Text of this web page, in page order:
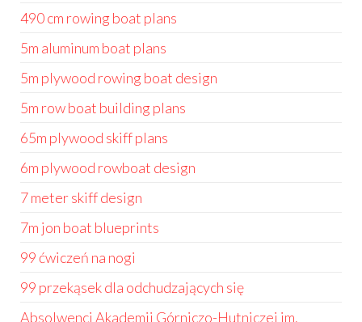
490 cm rowing boat plans
5m aluminum boat plans
5m plywood rowing boat design
5m row boat building plans
65m plywood skiff plans
6m plywood rowboat design
7 meter skiff design
7m jon boat blueprints
99 ćwiczeń na nogi
99 przekąsek dla odchudzających się
Absolwenci Akademii Górniczo-Hutniczej im.